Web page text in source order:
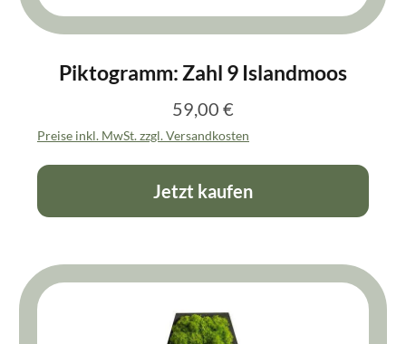
Piktogramm: Zahl 9 Islandmoos
Regulärer Preis:
59,00 €
Preise inkl. MwSt. zzgl. Versandkosten
Jetzt kaufen